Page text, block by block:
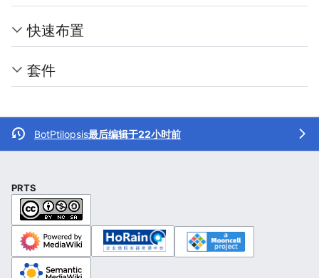
快速布置
套件
BotPtilopsis最后编辑于22小时前
PRTS